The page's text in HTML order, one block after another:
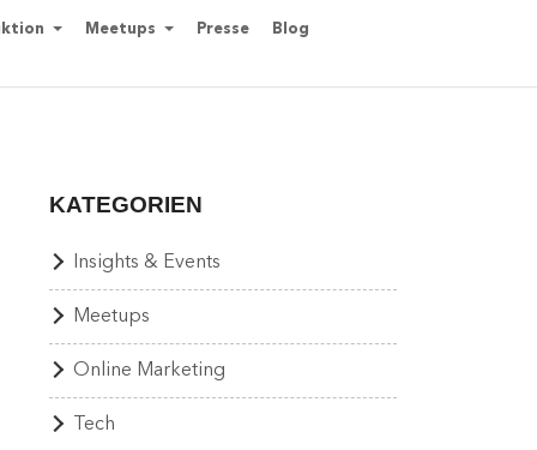
Meetups Presse
Blog
KATEGORIEN
Insights & Events
Meetups
Online Marketing
Tech